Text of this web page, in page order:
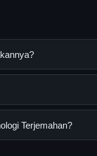
membantu
pengguna. Tidak
Terjemahan?